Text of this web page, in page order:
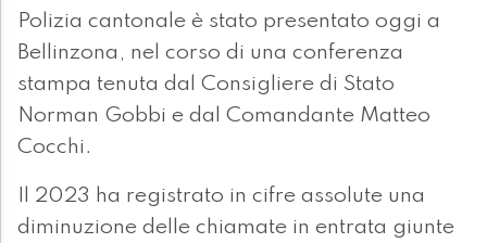
Polizia cantonale è stato presentato oggi a
Bellinzona, nel corso di una conferenza
stampa tenuta dal Consigliere di Stato
Norman Gobbi e dal Comandante Matteo
Cocchi.
Il 2023 ha registrato in cifre assolute una
diminuzione delle chiamate in entrata giunte